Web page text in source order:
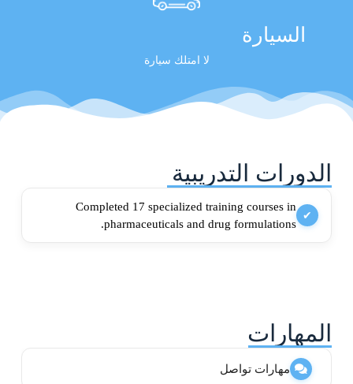
السيارة
لا امتلك سيارة
الدورات التدريبية
✔
Completed 17 specialized training courses in
pharmaceuticals and drug formulations.
المهارات
مهارات تواصل